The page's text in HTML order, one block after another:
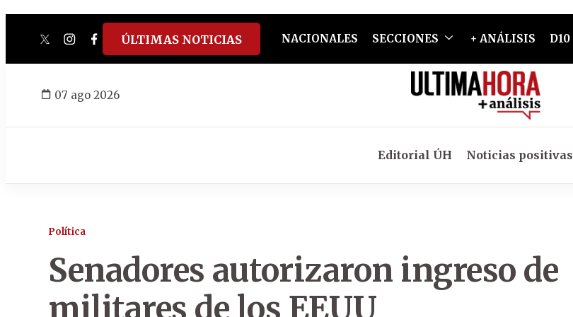
twitterinstagram
facebook
tiktokyoutube
spotify
ÚLTIMAS NOTICIAS NACIONALES SECCIONES + ANÁLISIS D10
07 ago 2026
Editorial ÚH Noticias positivas
Política
Senadores autorizaron ingreso de
militares de los EEUU